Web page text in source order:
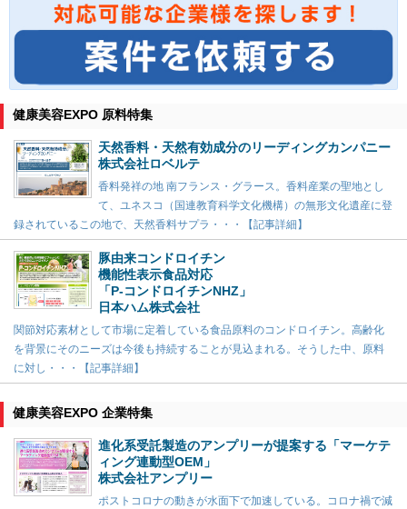
健康美容EXPO 原料特集
天然香料・天然有効成分のリーディングカンパニー
株式会社ロベルテ
香料発祥の地 南フランス・グラース。香料産業の聖地とし
て、ユネスコ（国連教育科学文化機構）の無形文化遺産に登
録されているこの地で、天然香料サプラ・・・【記事詳細】
豚由来コンドロイチン
機能性表示食品対応
「P-コンドロイチンNHZ」
日本ハム株式会社
関節対応素材として市場に定着している食品原料のコンドロイチン。高齢化
を背景にそのニーズは今後も持続することが見込まれる。そうした中、原料
に対し・・・【記事詳細】
健康美容EXPO 企業特集
進化系受託製造のアンプリーが提案する「マーケテ
ィング連動型OEM」
株式会社アンプリー
ポストコロナの動きが水面下で加速している。コロナ禍で減